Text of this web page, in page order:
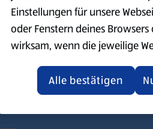
Einstellungen für unsere
oder Fenstern deines
wirksam, wenn die jeweilige
aktualisiert oder geschlossen
Alle bestätigen